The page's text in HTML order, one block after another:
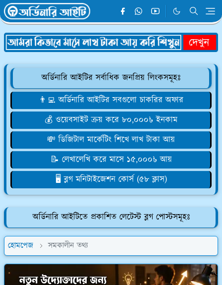
অর্ডিনারি আইটির সর্বাধিক জনপ্রিয় লিংকসমূহঃ
👨‍💻 অর্ডিনারি আইটির সবগুলো চাকরির অফার
💰 ওয়েবসাইট ক্রয় করে ৮০,০০০৳ ইনকাম
💸 ডিজিটাল মার্কেটিং শিখে লাখ টাকা আয়
📝 লেখালেখি করে মাসে ১৫,০০০৳ আয়
🖥️ ব্লগ মনিটাইজেশন কোর্স (৫৮ ক্লাস)
অর্ডিনারি আইটিতে প্রকাশিত লেটেস্ট ব্লগ পোস্টসমূহঃ
হোমপেজ সমকালীন তথ্য